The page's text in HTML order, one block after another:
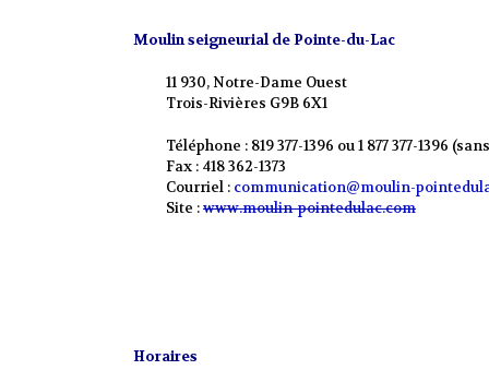
Moulin seigneurial de Pointe-du-Lac
11 930, Notre-Dame Ouest
Trois-Rivières G9B 6X1
Téléphone : 819 377-1396 ou 1 877 377-1396
Fax : 418 362-1373
Courriel : communication@moulin-
Site :www.moulin-pointedulac.com
Horaires